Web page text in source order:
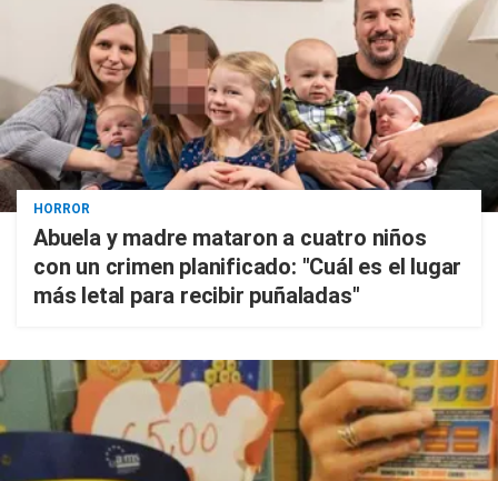
HORROR
Abuela y madre mataron a cuatro niños
con un crimen planificado: "Cuál es el lugar
más letal para recibir puñaladas"